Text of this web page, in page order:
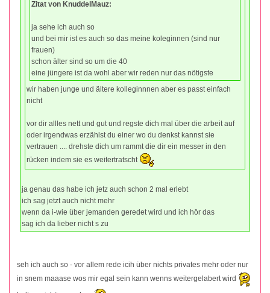
Zitat von KnuddelMauz:
ja sehe ich auch so
und bei mir ist es auch so das meine koleginnen (sind nur
frauen)
schon älter sind so um die 40
eine jüngere ist da wohl aber wir reden nur das nötigste
wir haben junge und ältere kolleginnnen aber es passt einfach
nicht
vor dir allles nett und gut und regste dich mal über die arbeit auf
oder irgendwas erzählst du einer wo du denkst kannst sie
vertrauen .... drehste dich um rammt die dir ein messer in den
rücken indem sie es weitertratscht
ja genau das habe ich jetz auch schon 2 mal erlebt
ich sag jetzt auch nicht mehr
wenn da i-wie über jemanden geredet wird und ich hör das
sag ich da lieber nicht s zu
seh ich auch so - vor allem rede icih über nichts privates mehr oder nur
in snem maaase wos mir egal sein kann wenns weitergelabert wird